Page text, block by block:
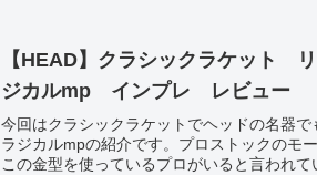
【HEAD】クラシックラケット
ジカルmp インプレ レビュー
今回はクラシックラケットでヘッドの名器
ラジカルmpの紹介です。プロストックのモ
この金型を使っているプロがいると言われて